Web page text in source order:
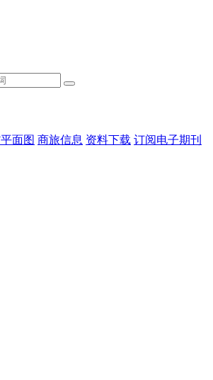
面图 商旅信息 资料下载 订阅电子期刊